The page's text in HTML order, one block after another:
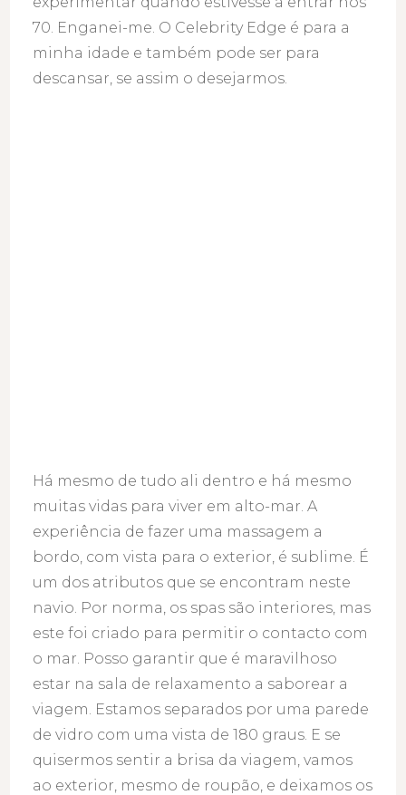
70. Enganei-me. O Celebrity Edge é para a
minha idade e também pode ser para
descansar, se assim o desejarmos.
Há mesmo de tudo ali dentro e há mesmo
muitas vidas para viver em alto-mar. A
experiência de fazer uma massagem a
bordo, com vista para o exterior, é sublime. É
um dos atributos que se encontram neste
navio. Por norma, os spas são interiores, mas
este foi criado para permitir o contacto com
o mar. Posso garantir que é maravilhoso
estar na sala de relaxamento a saborear a
viagem. Estamos separados por uma parede
de vidro com uma vista de 180 graus. E se
quisermos sentir a brisa da viagem, vamos
ao exterior, mesmo de roupão, e deixamos os